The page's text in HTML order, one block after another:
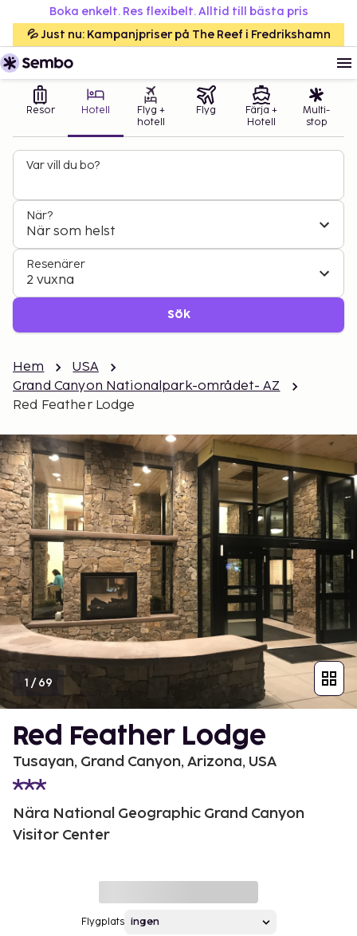
Boka enkelt. Res flexibelt. Alltid till bästa pris
💦 Just nu: Kampanjpriser på The Reef i Fredrikshamn
Resor Hotell
Flyg +
hotell
Flyg
Färja +
Hotell
Multi-
stop
Var vill du bo?
När?
När som helst
Resenärer
2 vuxna
Sök
Hem
USA
Grand Canyon Nationalpark-området- AZ
Red Feather Lodge
1 /69
Red Feather Lodge
Tusayan, Grand Canyon, Arizona, USA
Nära National Geographic Grand Canyon
Visitor Center
Flygplats